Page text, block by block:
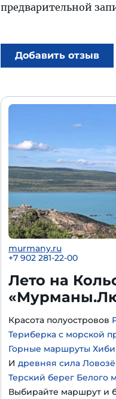
предварительной
Добавить отзыв
murmany.ru
+7 902 281-22-00
Лето на
Красота полуостровов
Териберка с морской
Горные маршруты
И древняя сила
Терский берег Белого
Выбирайте маршрут и